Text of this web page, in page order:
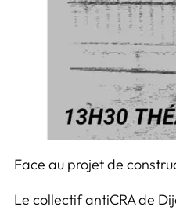
Face au projet de
Le collectif antiCRA de